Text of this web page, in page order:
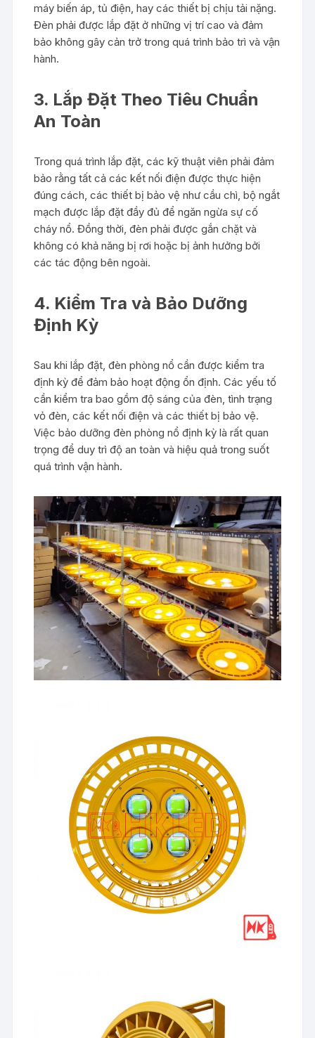
máy biến áp, tủ điện, hay các thiết bị chịu tải nặng.
Đèn phải được lắp đặt ở những vị trí cao và đảm
bảo không gây cản trở trong quá trình bảo trì và vận
hành.
3. Lắp Đặt Theo Tiêu Chuẩn
An Toàn
Trong quá trình lắp đặt, các kỹ thuật viên phải đảm
bảo rằng tất cả các kết nối điện được thực hiện
đúng cách, các thiết bị bảo vệ như cầu chì, bộ ngắt
mạch được lắp đặt đầy đủ để ngăn ngừa sự cố
cháy nổ. Đồng thời, đèn phải được gắn chặt và
không có khả năng bị rơi hoặc bị ảnh hưởng bởi
các tác động bên ngoài.
4. Kiểm Tra và Bảo Dưỡng
Định Kỳ
Sau khi lắp đặt, đèn phòng nổ cần được kiểm tra
định kỳ để đảm bảo hoạt động ổn định. Các yếu tố
cần kiểm tra bao gồm độ sáng của đèn, tình trạng
vỏ đèn, các kết nối điện và các thiết bị bảo vệ.
Việc bảo dưỡng đèn phòng nổ định kỳ là rất quan
trọng để duy trì độ an toàn và hiệu quả trong suốt
quá trình vận hành.